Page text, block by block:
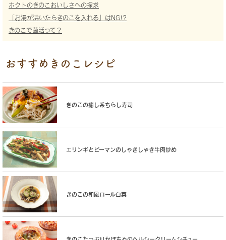
ホクトのきのこおいしさへの探求
「お湯が沸いたらきのこを入れる」はNG!?
きのこで菌活って？
おすすめきのこレシピ
きのこの癒し系ちらし寿司
エリンギとピーマンのしゃきしゃき牛肉炒め
きのこの和風ロール白菜